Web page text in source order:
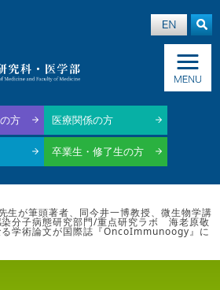
方 医療関係の方
卒業生・修了生の方
が筆頭著者、同今井一博教授、微生物学講
分子病態研究部門/重点研究ラボ 海老原敬
学術論文が国際誌『OncoImmunoogy』に